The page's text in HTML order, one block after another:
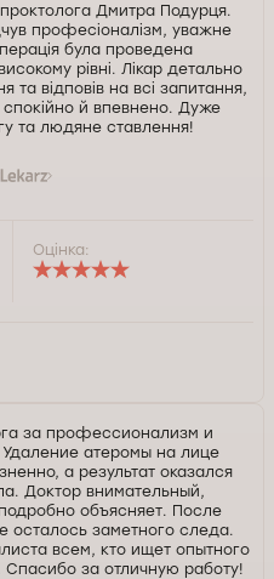
Дмитра Подурця.
професіоналізм, уважне
була проведена
рівні. Лікар детально
та відповів на всі запитання,
й впевнено. Дуже
та людяне ставлення!
здоровʼя і
Оцінка:
за профессионализм и
атеромы на лице
а результат оказался
Доктор внимательный,
объясняет. После
осталось заметного следа.
всем, кто ищет опытного
Спасибо за отличную работу!